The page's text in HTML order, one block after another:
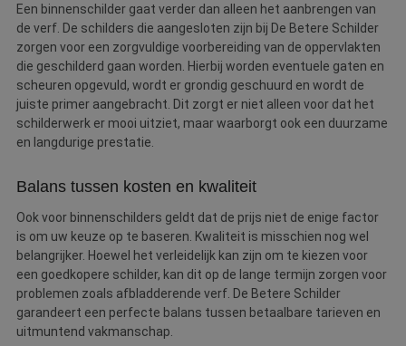
Een binnenschilder gaat verder dan alleen het aanbrengen van
de verf. De schilders die aangesloten zijn bij De Betere Schilder
zorgen voor een zorgvuldige voorbereiding van de oppervlakten
die geschilderd gaan worden. Hierbij worden eventuele gaten en
scheuren opgevuld, wordt er grondig geschuurd en wordt de
juiste primer aangebracht. Dit zorgt er niet alleen voor dat het
schilderwerk er mooi uitziet, maar waarborgt ook een duurzame
en langdurige prestatie.
Balans tussen kosten en kwaliteit
Ook voor binnenschilders geldt dat de prijs niet de enige factor
is om uw keuze op te baseren. Kwaliteit is misschien nog wel
belangrijker. Hoewel het verleidelijk kan zijn om te kiezen voor
een goedkopere schilder, kan dit op de lange termijn zorgen voor
problemen zoals afbladderende verf. De Betere Schilder
garandeert een perfecte balans tussen betaalbare tarieven en
uitmuntend vakmanschap.